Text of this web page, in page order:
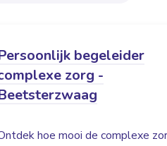
begeleider
zorg -
hoe mooi de complexe